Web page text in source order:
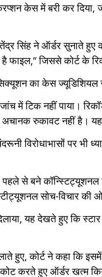
केस में बरी कर दिया,
सिंह ने ऑर्डर सुनाते हुए
फाइल,” जिससे कोर्ट के
का केस ज्यूडिशियल
में टिक नहीं पाया।
रुकावट नहीं है। यहां
विरोधाभासों पर भी
पहले से बने
सोच-विचार की
यह देखते हुए कि
हुए, कोर्ट ने कहा कि
करते हुए ऑर्डर खत्म